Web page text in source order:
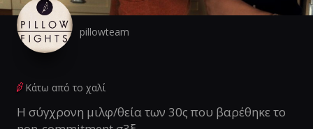
pillowteam
Κάτω από το χαλί
Η σύγχρονη μιλφ/θεία των 30ς που βαρέθηκε το